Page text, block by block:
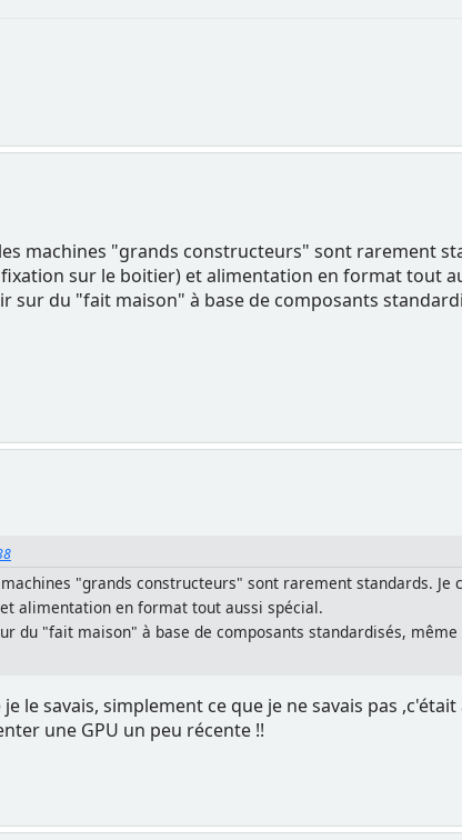
machines "grands constructeurs" sont rarement
sur le boitier) et alimentation en format tout
sur du "fait maison" à base de composants
"grands constructeurs" sont rarement standards.
alimentation en format tout aussi spécial.
du "fait maison" à base de composants standardisés,
le savais, simplement ce que je ne savais pas
une GPU un peu récente !!